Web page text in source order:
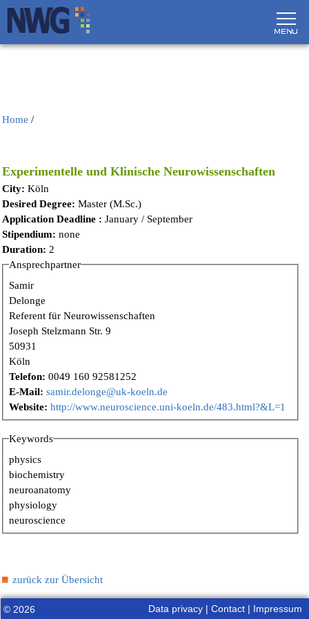
Skip to main content
Home /
Experimentelle und Klinische Neurowissenschaften
City: Köln
Desired Degree: Master (M.Sc.)
Application Deadline : January / September
Stipendium: none
Duration: 2
Ansprechpartner
Samir
Delonge
Referent für Neurowissenschaften
Joseph Stelzmann Str. 9
50931
Köln
Telefon: 0049 160 92581252
E-Mail: samir.delonge@uk-koeln.de
Website: http://www.neuroscience.uni-koeln.de/483.html?&L=1
Keywords
physics
biochemistry
neuroanatomy
physiology
neuroscience
zurück zur Übersicht
© 2026 Data privacy |Contact Impressum